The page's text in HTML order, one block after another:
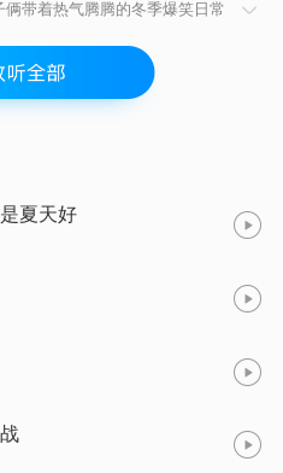
带着热气腾腾的冬季爆笑日常
系好围巾，抱紧热水袋，父与
发！
夏天好